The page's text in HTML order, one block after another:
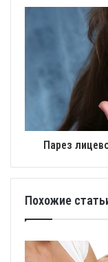
Парез
Похожие